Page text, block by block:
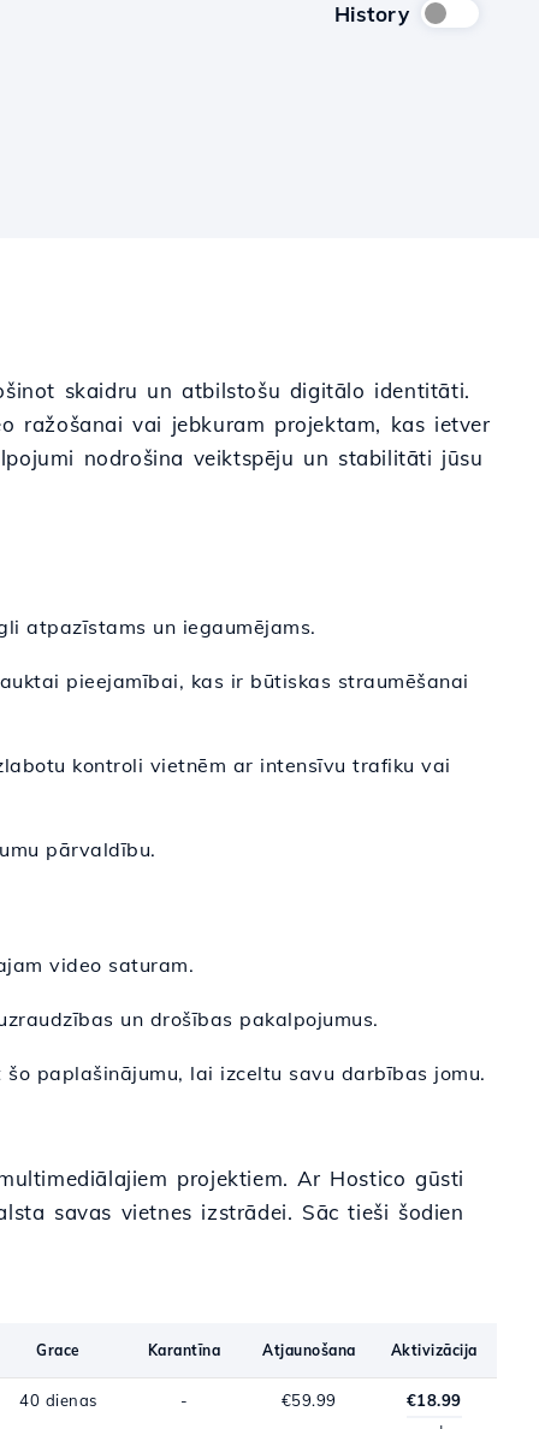
History
skaidru un atbilstošu digitālo identitāti.
ražošanai vai jebkuram projektam, kas ietver
nodrošina veiktspēju un stabilitāti jūsu
atpazīstams un iegaumējams.
pieejamībai, kas ir būtiskas straumēšanai
kontroli vietnēm ar intensīvu trafiku vai
pārvaldību.
video saturam.
un drošības pakalpojumus.
paplašinājumu, lai izceltu savu darbības jomu.
projektiem. Ar Hostico gūsti
savas vietnes izstrādei. Sāc tieši šodien
Grace Karantīna Atjaunošana Aktivizācija
40 dienas - €59.99 €18.99